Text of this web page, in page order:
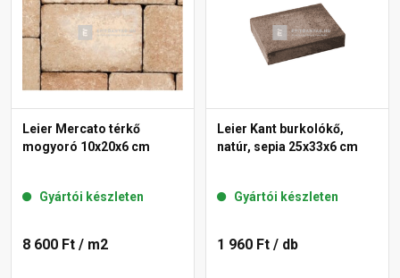
Leier Mercato térkő
mogyoró 10x20x6 cm
Gyártói készleten
8 600 Ft / m2
Leier Kant burkolókő,
natúr, sepia 25x33x6 cm
Gyártói készleten
1 960 Ft / db